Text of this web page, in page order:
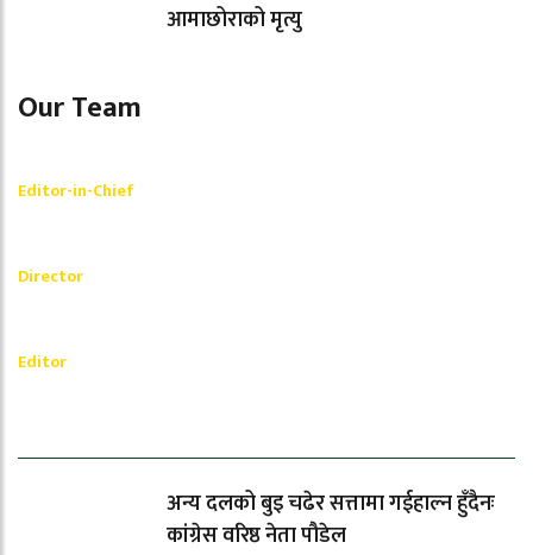
आमाछोराको मृत्यु
Our Team
Editor-in-Chief
Director
Editor
अन्य दलको बुइ चढेर सत्तामा गईहाल्न हुँदैनः
कांग्रेस वरिष्ठ नेता पौडेल